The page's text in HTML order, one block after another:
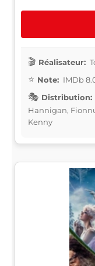
Réalisateur:
Note: IMDb
Distribution:
Hannigan,
Kenny